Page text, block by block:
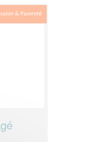
& Pauvreté